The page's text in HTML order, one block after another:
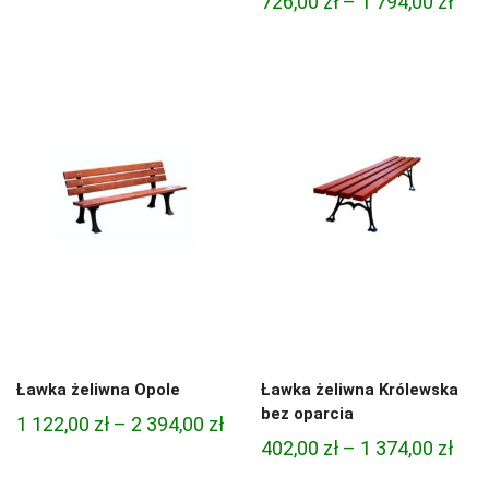
Ławka żeliwna Opole
1 122,00 zł – 2 394,00 złZakres
Ławka żeliwna Królewska
bez oparcia
402,00 zł – 1 374,00 zł